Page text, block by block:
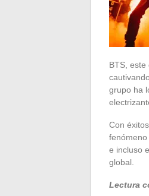
BTS,
grupo ha
Con
e incluso
global.
Lectura